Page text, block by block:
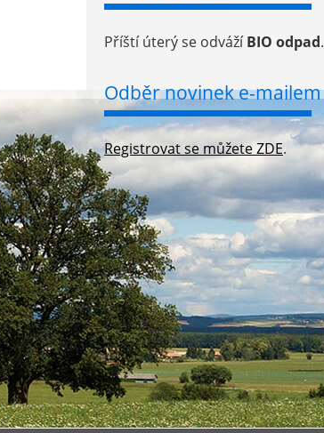
Příští úterý se odvážíBIO odpad.
Odběr novinek e-mailem
Registrovat se můžete ZDE.